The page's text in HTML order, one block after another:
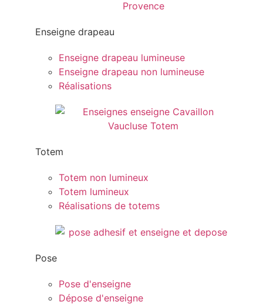
Enseigne drapeau
Enseigne drapeau lumineuse
Enseigne drapeau non lumineuse
Réalisations
Totem
Totem non lumineux
Totem lumineux
Réalisations de totems
Pose
Pose d'enseigne
Dépose d'enseigne